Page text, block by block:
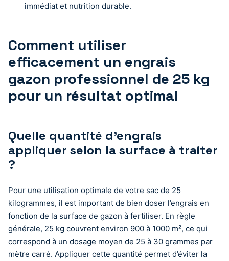
immédiat et nutrition durable.
Comment utiliser
efficacement un engrais
gazon professionnel de 25 kg
pour un résultat optimal
Quelle quantité d’engrais
appliquer selon la surface à traiter
?
Pour une utilisation optimale de votre sac de 25
kilogrammes, il est important de bien doser l’engrais en
fonction de la surface de gazon à fertiliser. En règle
générale, 25 kg couvrent environ 900 à 1000 m², ce qui
correspond à un dosage moyen de 25 à 30 grammes par
mètre carré. Appliquer cette quantité permet d’éviter la